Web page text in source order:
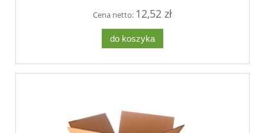
Cena netto: 12,52 zł
do koszyka